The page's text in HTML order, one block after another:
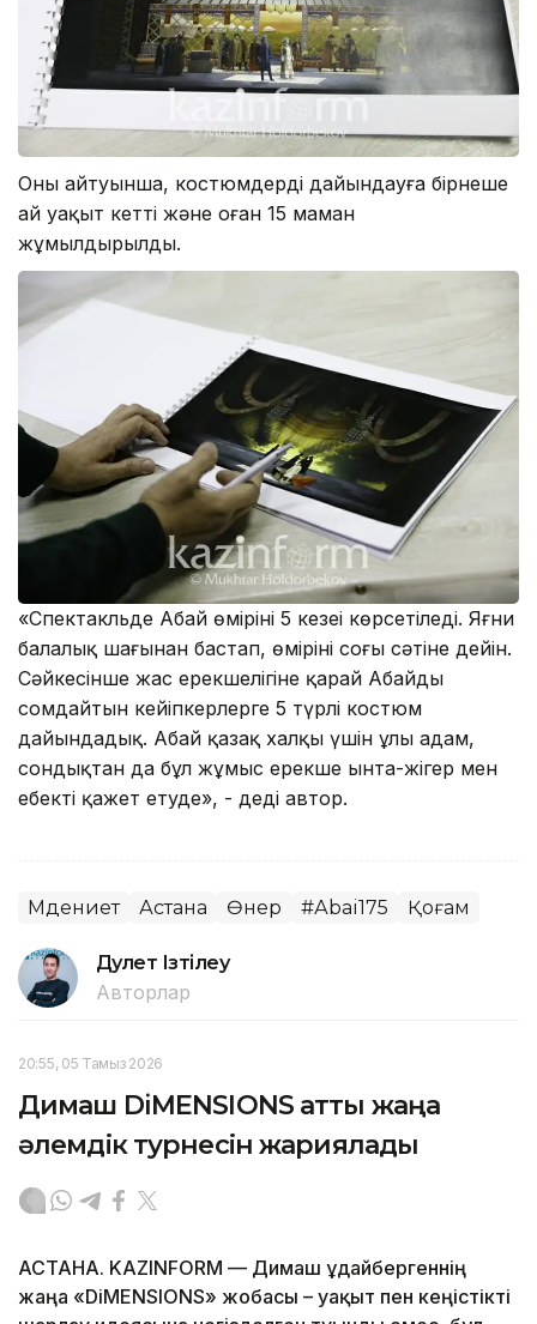
Оның айтуынша, костюмдерді дайындауға бірнеше
ай уақыт кетті және оған 15 маман
жұмылдырылды.
«Спектакльде Абай өмірінің 5 кезеңі көрсетіледі. Яғни
балалық шағынан бастап, өмірінің соңғы сәтіне дейін.
Сәйкесінше жас ерекшелігіне қарай Абайды
сомдайтын кейіпкерлерге 5 түрлі костюм
дайындадық. Абай қазақ халқы үшін ұлы адам,
сондықтан да бұл жұмыс ерекше ынта-жігер мен
еңбекті қажет етуде», - деді автор.
Мәдениет Астана Өнер #Аbai175 Қоғам
Дәулет Ізтілеу
Авторлар
20:55, 05 Тамыз 2026
Димаш DiMENSIONS атты жаңа
әлемдік турнесін жариялады
АСТАНА. KAZINFORM — Димаш Құдайбергеннің
жаңа «DiMENSIONS» жобасы – уақыт пен кеңістікті